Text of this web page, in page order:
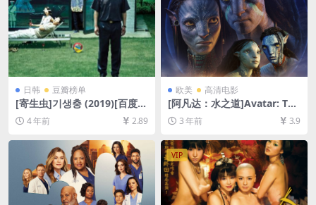
日韩 豆瓣榜单
[寄生虫]기생충 (2019)[百度网
盘+夸克网盘+迅雷云盘资源10
80P超清未删减][MP4/8.5GB]
[韩语中字]
4 年前 2.89
欧美 高清电影
[阿凡达：水之道]Avatar: The
Way of Water (2022)[百度网
盘+迅雷云盘+阿里云盘资源10
80P/4K超清未删减][MP4/MK
V/13GB/33GB][英语原声中
字]
3 年前 3.9
VIP